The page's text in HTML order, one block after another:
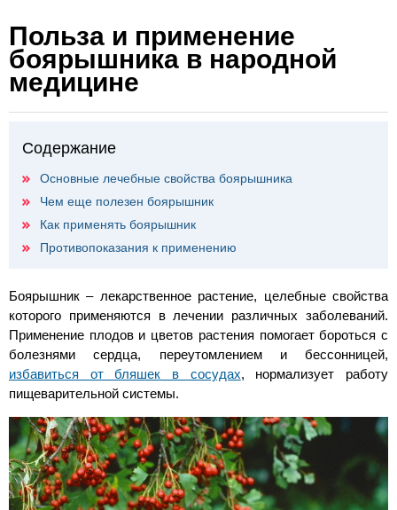
Польза и применение
боярышника в народной
медицине
Содержание
Основные лечебные свойства боярышника
Чем еще полезен боярышник
Как применять боярышник
Противопоказания к применению
Боярышник – лекарственное растение, целебные свойства
которого применяются в лечении различных заболеваний.
Применение плодов и цветов растения помогает бороться с
болезнями сердца, переутомлением и бессонницей,
избавиться от бляшек в сосудах, нормализует работу
пищеварительной системы.